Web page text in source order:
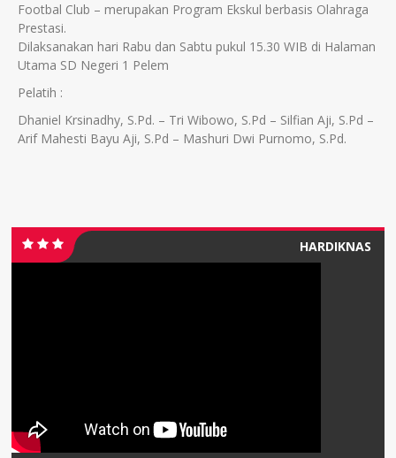
Footbal Club – merupakan Program Ekskul berbasis Olahraga
Prestasi.
Dilaksanakan hari Rabu dan Sabtu pukul 15.30 WIB di Halaman
Utama SD Negeri 1 Pelem
Pelatih :
Dhaniel Krsinadhy, S.Pd. – Tri Wibowo, S.Pd – Silfian Aji, S.Pd –
Arif Mahesti Bayu Aji, S.Pd – Mashuri Dwi Purnomo, S.Pd.
HARDIKNAS